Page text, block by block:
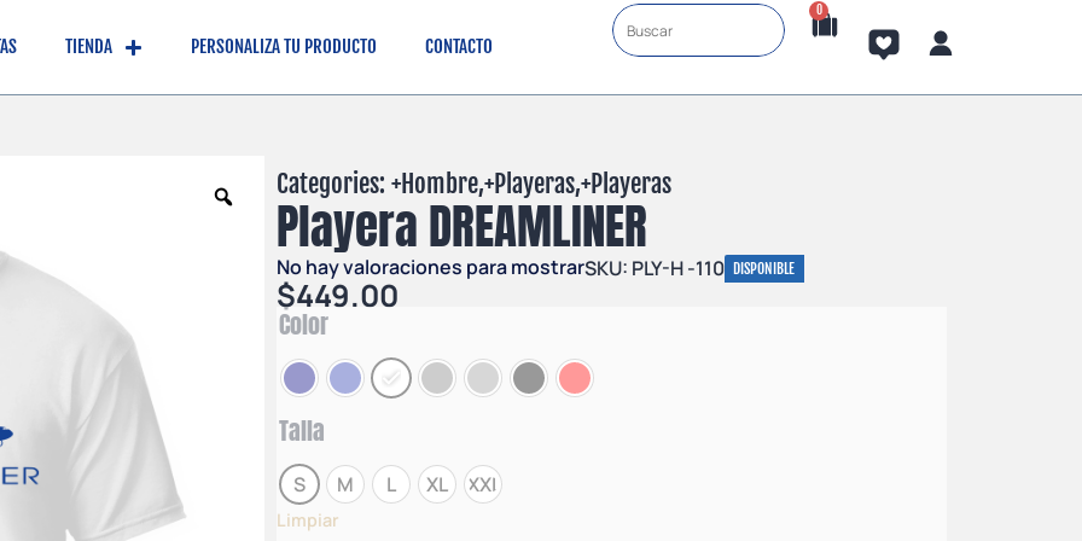
TIENDA PERSONALIZA TU PRODUCTO CONTACTO
0
Categories: +Hombre,+Playeras,+Playeras
Playera DREAMLINER
No hay valoraciones para mostrarSKU: PLY-H -110 DISPONIBLE
$449.00
Color
Talla
S M L XL XXL
Limpiar